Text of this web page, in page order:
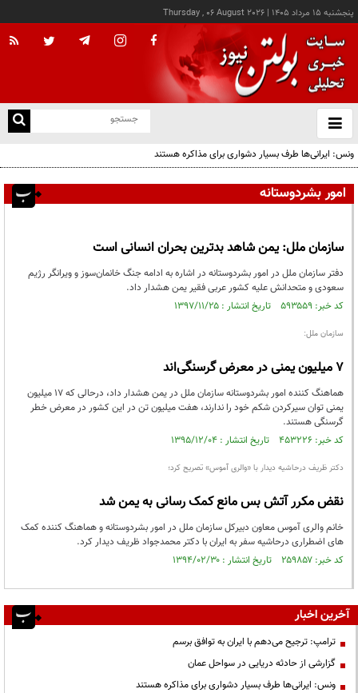
پنجشنبه ۱۵ مرداد ۱۴۰۵ |
Thursday , 06 August 2026
باز
و
ونس: ایرانی‌ها طرف بسیار دشواری برای مذاکره هستند
امور بشردوستانه
سازمان ملل: یمن شاهد بدترین بحران انسانی است
دفتر سازمان ملل در امور بشردوستانه در اشاره به ادامه جنگ خانمان‌سوز و ویرانگر رژیم
سعودی و متحدانش علیه کشور عربی فقیر یمن هشدار داد.
کد خبر: ۵۹۳۵۵۹ تاریخ انتشار : ۱۳۹۷/۱۱/۲۵
سازمان ملل:
۷ میلیون یمنی در معرض گرسنگی‌اند
هماهنگ کننده امور بشردوستانه سازمان ملل در یمن هشدار داد، درحالی که ۱۷ میلیون
یمنی توان سیرکردن شکم خود را ندارند، هفت میلیون تن در این کشور در معرض خطر
گرسنگی هستند.
کد خبر: ۴۵۳۲۲۶ تاریخ انتشار : ۱۳۹۵/۱۲/۰۴
دکتر ظریف درحاشیه دیدار با «والری آموس» تصریح کرد؛
نقض مکرر آتش بس مانع کمک رسانی به یمن شد
خانم والری آموس معاون دبیرکل سازمان ملل در امور بشردوستانه و هماهنگ کننده کمک
های اضطراری درحاشیه سفر به ایران با دکتر محمدجواد ظریف دیدار کرد.
کد خبر: ۲۵۹۸۵۷ تاریخ انتشار : ۱۳۹۴/۰۲/۳۰
آخرین اخبار
ترامپ: ترجیح می‌دهم با ایران به توافق برسم
گزارشی از حادثه دریایی در سواحل عمان
ونس: ایرانی‌ها طرف بسیار دشواری برای مذاکره هستند